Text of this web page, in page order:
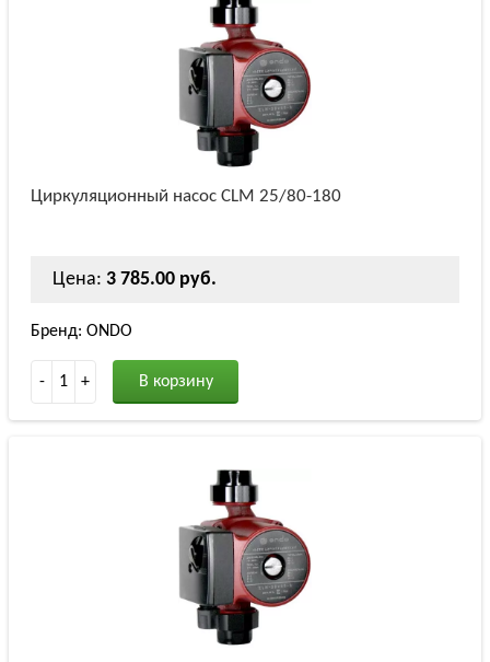
Циркуляционный насос СLM 25/80-180
Цена: 3 785.00 руб.
Бренд: ONDO
- 1 + В корзину